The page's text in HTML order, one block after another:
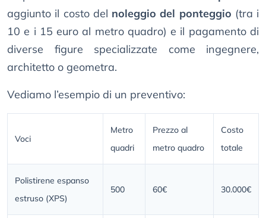
aggiunto il costo del noleggio del ponteggio (tra i
10 e i 15 euro al metro quadro) e il pagamento di
diverse figure specializzate come ingegnere,
architetto o geometra.
Vediamo l’esempio di un preventivo:
Voci
Metro
quadri
Prezzo al
metro quadro
Costo
totale
Polistirene espanso
estruso (XPS)
500 60€ 30.000€